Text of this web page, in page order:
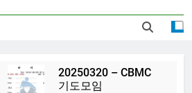
20250320 – CBMC
기도모임